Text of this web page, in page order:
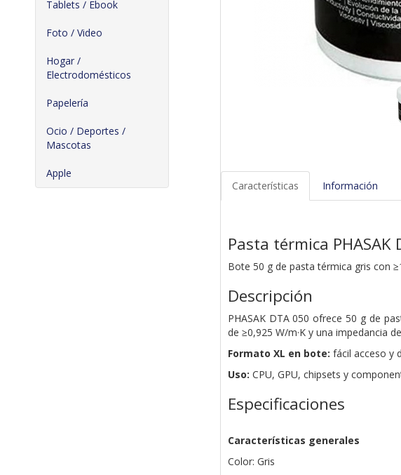
Tablets / Ebook
Foto / Video
Hogar /
Electrodomésticos
Papelería
Ocio / Deportes /
Mascotas
Apple
Características Información
Pasta térmica PHASAK
Bote 50 g de pasta térmica gris con
Descripción
PHASAK DTA 050 ofrece 50 g de
de ≥0,925 W/m·K y una impedancia
Formato XL en bote: fácil acceso y
Uso: CPU, GPU, chipsets y
Especificaciones
Características generales
Color: Gris